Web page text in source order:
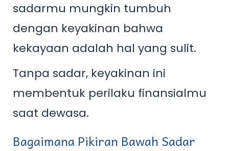
sadarmu mungkin tumbuh
dengan keyakinan bahwa
kekayaan adalah hal yang sulit.
Tanpa sadar, keyakinan ini
membentuk perilaku finansialmu
saat dewasa.
Bagaimana Pikiran Bawah Sadar